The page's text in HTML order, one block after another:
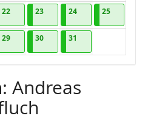
Keine
2222.10.2026
3 Veranstaltungen
2323.10.2026
2 Veranstaltungen
2424.10.2026
2 Veranstaltungen
252
2929.10.2026
1 Veranstaltung
3030.10.2026
4 Veranstaltungen
31
Andreas